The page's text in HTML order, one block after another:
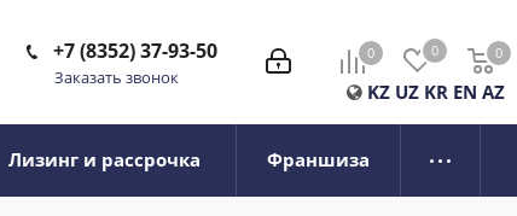
0 0 0
0
KZ UZ KR EN AZ
+7 (8352) 37-93-50
Заказать звонок
Лизинг и рассрочка Франшиза